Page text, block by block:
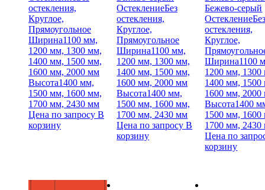
остекления,
Круглое,
Прямоугольное
Ширина1100 мм,
1200 мм, 1300 мм,
1400 мм, 1500 мм,
1600 мм, 2000 мм
Высота1400 мм,
1500 мм, 1600 мм,
1700 мм, 2430 мм
Цена по запросу В
корзину
ОстеклениеБез
остекления,
Круглое,
Прямоугольное
Ширина1100 мм,
1200 мм, 1300 мм,
1400 мм, 1500 мм,
1600 мм, 2000 мм
Высота1400 мм,
1500 мм, 1600 мм,
1700 мм, 2430 мм
Цена по запросу В
корзину
Бежево-серый
Остекление
остекления,
Круглое,
Ширина1100
1200 мм, 1300
1400 мм, 1500
1600 мм,
Высота1400
1500 мм, 1600
1700 мм,
Цена по
корзину